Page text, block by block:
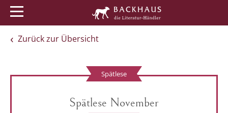
Zurück zur Übersicht
Spätlese
Spätlese November